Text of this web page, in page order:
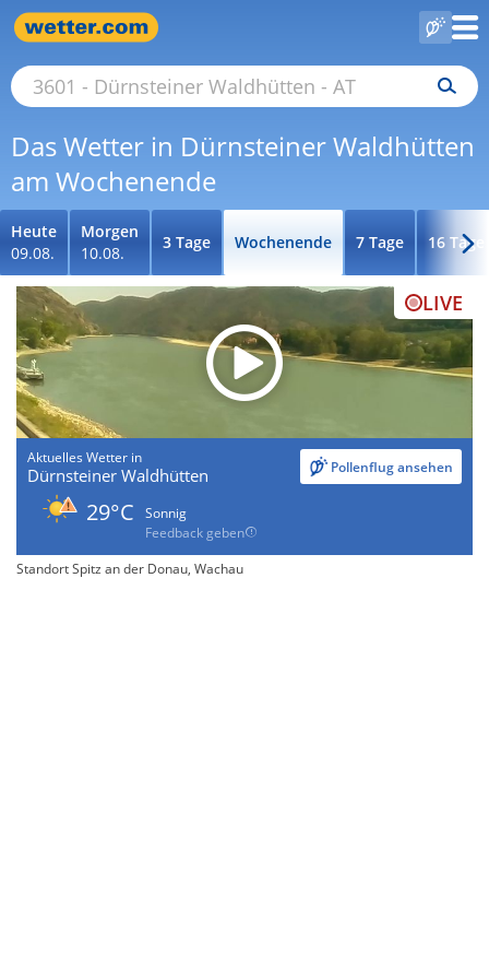
Das Wetter in Dürnsteiner Waldhütten
am Wochenende
Heute
09.08.
Morgen
10.08.
3 Tage Wochenende 7 Tage 16 Tage
LIVE
Aktuelles Wetter in
Dürnsteiner Waldhütten Pollenflug ansehen
29°C
Sonnig
Feedback geben
Standort Spitz an der Donau, Wachau